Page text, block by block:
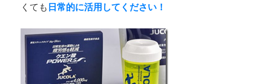
くても 日常的に活用してください！